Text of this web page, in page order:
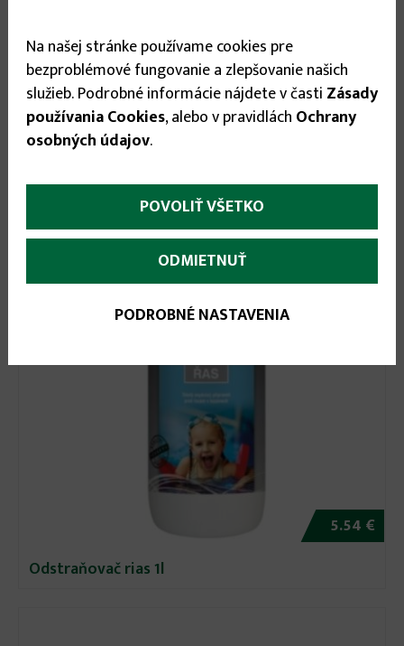
6.25 €
pH minus 1,5kg
5.54 €
Odstraňovač rias 1l
Na našej stránke používame cookies pre
bezproblémové fungovanie a zlepšovanie našich
služieb. Podrobné informácie nájdete v časti Zásady
používania Cookies, alebo v pravidlách Ochrany
osobných údajov.
POVOLIŤ VŠETKO
ODMIETNUŤ
PODROBNÉ NASTAVENIA